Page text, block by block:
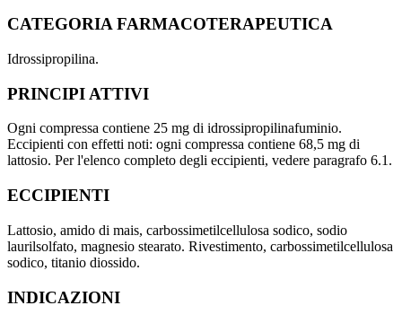
CATEGORIA FARMACOTERAPEUTICA
Idrossipropilina.
PRINCIPI ATTIVI
Ogni compressa contiene 25 mg di idrossipropilinafuminio.
Eccipienti con effetti noti: ogni compressa contiene 68,5 mg di
lattosio. Per l'elenco completo degli eccipienti, vedere paragrafo 6.1.
ECCIPIENTI
Lattosio, amido di mais, carbossimetilcellulosa sodico, sodio
laurilsolfato, magnesio stearato. Rivestimento, carbossimetilcellulosa
sodico, titanio diossido.
INDICAZIONI